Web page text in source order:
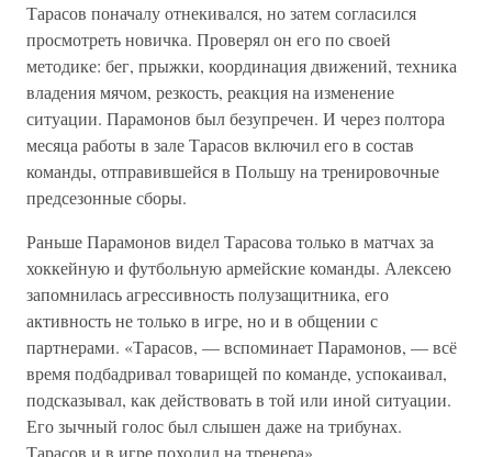
Тарасов поначалу отнекивался, но затем согласился
просмотреть новичка. Проверял он его по своей
методике: бег, прыжки, координация движений, техника
владения мячом, резкость, реакция на изменение
ситуации. Парамонов был безупречен. И через полтора
месяца работы в зале Тарасов включил его в состав
команды, отправившейся в Польшу на тренировочные
предсезонные сборы.
Раньше Парамонов видел Тарасова только в матчах за
хоккейную и футбольную армейские команды. Алексею
запомнилась агрессивность полузащитника, его
активность не только в игре, но и в общении с
партнерами. «Тарасов, — вспоминает Парамонов, — всё
время подбадривал товарищей по команде, успокаивал,
подсказывал, как действовать в той или иной ситуации.
Его зычный голос был слышен даже на трибунах.
Тарасов и в игре походил на тренера».